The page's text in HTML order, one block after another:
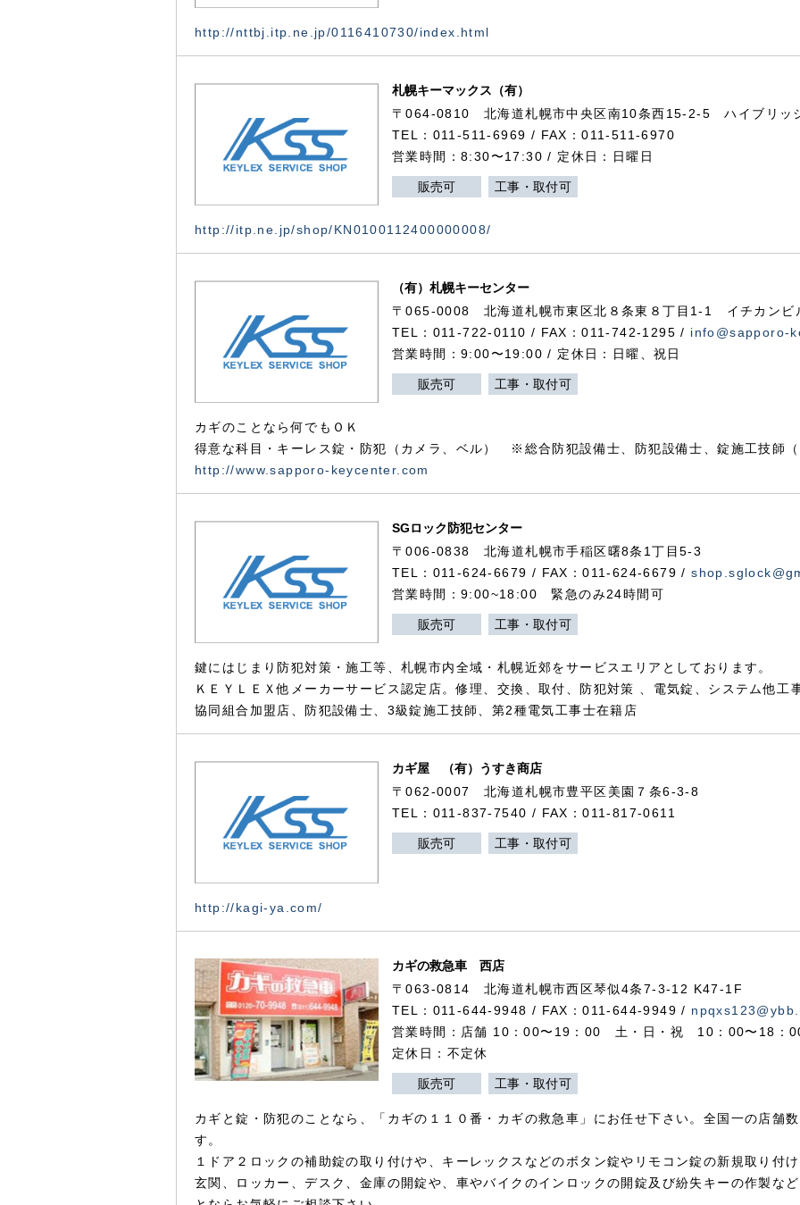
http://nttbj.itp.ne.jp/0116410730/index.html
札幌キーマックス（有）
〒064-0810 北海道札幌市中央区南10条西15-2-5 ハイブリッ
TEL：011-511-6969 / FAX：011-511-6970
営業時間：8:30〜17:30 / 定休日：日曜日
販売可 工事・取付可
http://itp.ne.jp/shop/KN0100112400000008/
（有）札幌キーセンター
〒065-0008 北海道札幌市東区北８条東８丁目1-1 イチカンビ
TEL：011-722-0110 / FAX：011-742-1295 / info@sapporo-
営業時間：9:00〜19:00 / 定休日：日曜、祝日
販売可 工事・取付可
カギのことなら何でもＯＫ
得意な科目・キーレス錠・防犯（カメラ、ベル） ※総合防犯設備士、防犯設備士、錠施工技師
http://www.sapporo-keycenter.com
SGロック防犯センター
〒006-0838 北海道札幌市手稲区曙8条1丁目5-3
TEL：011-624-6679 / FAX：011-624-6679 /
営業時間：9:00~18:00 緊急のみ24時間可
販売可 工事・取付可
鍵にはじまり防犯対策・施工等、札幌市内全域・札幌近郊をサービスエリアとしております。
ＫＥＹＬＥＸ他メーカーサービス認定店。修理、交換、取付、防犯対策 、電気錠、システム他工
協同組合加盟店、防犯設備士、3級錠施工技師、第2種電気工事士在籍店
カギ屋 （有）うすき商店
〒062-0007 北海道札幌市豊平区美園７条6-3-8
TEL：011-837-7540 / FAX：011-817-0611
販売可 工事・取付可
http://kagi-ya.com/
カギの救急車 西店
〒063-0814 北海道札幌市西区琴似4条7-3-12 K47-1F
TEL：011-644-9948 / FAX：011-644-9949 /
営業時間：店舗 10：00〜19：00 土・日・祝 10：00〜18：
定休日：不定休
販売可 工事・取付可
カギと錠・防犯のことなら、「カギの１１０番・カギの救急車」にお任せ下さい。全国一の店舗
す。
１ドア２ロックの補助錠の取り付けや、キーレックスなどのボタン錠やリモコン錠の新規取り付
玄関、ロッカー、デスク、金庫の開錠や、車やバイクのインロックの開錠及び紛失キーの作製な